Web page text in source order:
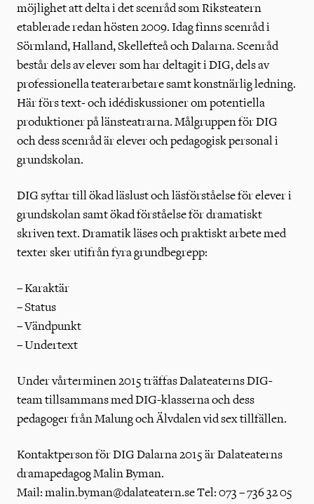
möjlighet att delta i det scenråd som Riksteatern
etablerade redan hösten 2009. Idag finns scenråd i
Sörmland, Halland, Skellefteå och Dalarna. Scenråd
består dels av elever som har deltagit i DIG, dels av
professionella teaterarbetare samt konstnärlig ledning.
Här förs text- och idédiskussioner om potentiella
produktioner på länsteatrarna. Målgruppen för DIG
och dess scenråd är elever och pedagogisk personal i
grundskolan.
DIG syftar till ökad läslust och läsförståelse för elever i
grundskolan samt ökad förståelse för dramatiskt
skriven text. Dramatik läses och praktiskt arbete med
texter sker utifrån fyra grundbegrepp:
– Karaktär
– Status
– Vändpunkt
– Undertext
Under vårterminen 2015 träffas Dalateaterns DIG-
team tillsammans med DIG-klasserna och dess
pedagoger från Malung och Älvdalen vid sex tillfällen.
Kontaktperson för DIG Dalarna 2015 är Dalateaterns
dramapedagog Malin Byman.
Mail: malin.byman@dalateatern.se Tel: 073 – 736 32 05